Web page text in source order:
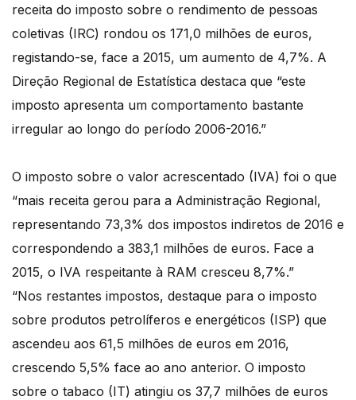
receita do imposto sobre o rendimento de pessoas
coletivas (IRC) rondou os 171,0 milhões de euros,
registando-se, face a 2015, um aumento de 4,7%. A
Direção Regional de Estatística destaca que “este
imposto apresenta um comportamento bastante
irregular ao longo do período 2006-2016.”
O imposto sobre o valor acrescentado (IVA) foi o que
“mais receita gerou para a Administração Regional,
representando 73,3% dos impostos indiretos de 2016 e
correspondendo a 383,1 milhões de euros. Face a
2015, o IVA respeitante à RAM cresceu 8,7%.”
“Nos restantes impostos, destaque para o imposto
sobre produtos petrolíferos e energéticos (ISP) que
ascendeu aos 61,5 milhões de euros em 2016,
crescendo 5,5% face ao ano anterior. O imposto
sobre o tabaco (IT) atingiu os 37,7 milhões de euros